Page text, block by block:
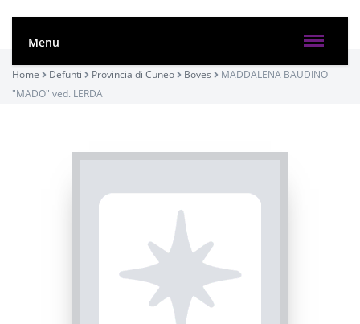
Menu
Home Defunti Provincia di Cuneo Boves
MADDALENA BAUDINO
"MADO" ved. LERDA
Boves, Chiesa di San Bartolomeo / Chiesa
Visibile a tutti gli utenti
INVIA CONDOGLIANZE